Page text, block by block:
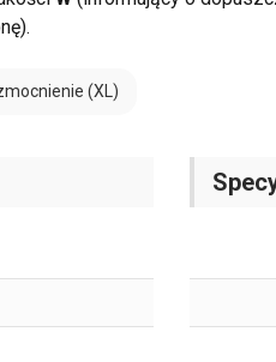
(XL)